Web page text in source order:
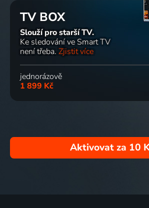
TV BOX
Slouží pro starší TV.
Ke sledování ve Smart TV
není třeba. Zjistit více
jednorázově
1 899 Kč
Aktivovat za 10